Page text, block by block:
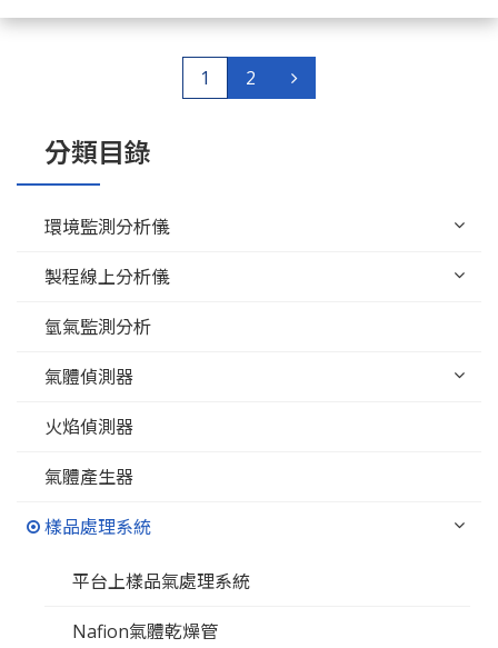
1 2
分類目錄
環境監測分析儀
製程線上分析儀
氫氣監測分析
氣體偵測器
火焰偵測器
氣體產生器
樣品處理系統
平台上樣品氣處理系統
Nafion氣體乾燥管